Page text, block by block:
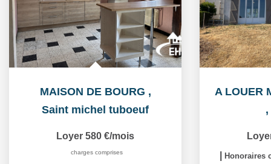
MAISON DE BOURG ,
Saint michel tuboeuf
Loyer 580 €/mois
charges comprises
,
Honoraires